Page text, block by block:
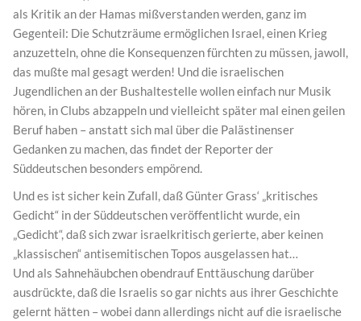
als Kritik an der Hamas mißverstanden werden, ganz im
Gegenteil: Die Schutzräume ermöglichen Israel, einen Krieg
anzuzetteln, ohne die Konsequenzen fürchten zu müssen, jawoll,
das mußte mal gesagt werden! Und die israelischen
Jugendlichen an der Bushaltestelle wollen einfach nur Musik
hören, in Clubs abzappeln und vielleicht später mal einen geilen
Beruf haben – anstatt sich mal über die Palästinenser
Gedanken zu machen, das findet der Reporter der
Süddeutschen besonders empörend.
Und es ist sicher kein Zufall, daß Günter Grass‘ „kritisches
Gedicht“ in der Süddeutschen veröffentlicht wurde, ein
„Gedicht“, daß sich zwar israelkritisch gerierte, aber keinen
„klassischen“ antisemitischen Topos ausgelassen hat…
Und als Sahnehäubchen obendrauf Enttäuschung darüber
ausdrückte, daß die Israelis so gar nichts aus ihrer Geschichte
gelernt hätten – wobei dann allerdings nicht auf die israelische